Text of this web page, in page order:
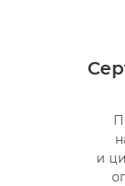
и